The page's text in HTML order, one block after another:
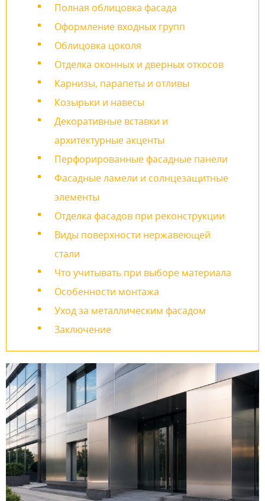
Полная облицовка фасада
Оформление входных групп
Облицовка цоколя
Отделка оконных и дверных откосов
Карнизы, парапеты и отливы
Козырьки и навесы
Декоративные вставки и
архитектурные акценты
Перфорированные фасадные панели
Фасадные ламели и солнцезащитные
элементы
Отделка фасадов при реконструкции
Виды поверхности нержавеющей
стали
Что учитывать при выборе материала
Особенности монтажа
Уход за металлическим фасадом
Заключение